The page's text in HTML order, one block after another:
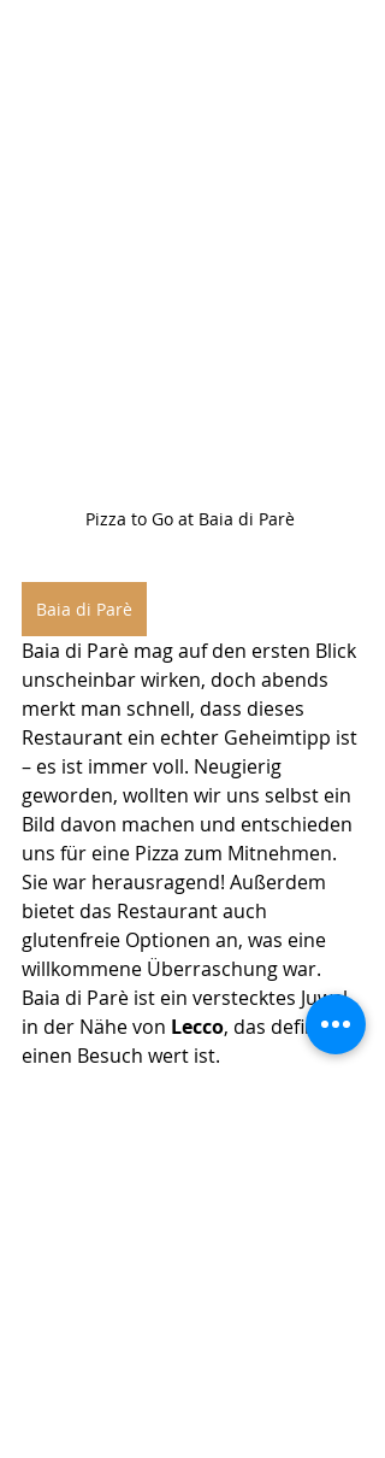
Pizza to Go at Baia di Parè
Baia di Parè
Baia di Parè mag auf den ersten Blick
unscheinbar wirken, doch abends
merkt man schnell, dass dieses
Restaurant ein echter Geheimtipp ist
– es ist immer voll. Neugierig
geworden, wollten wir uns selbst ein
Bild davon machen und entschieden
uns für eine Pizza zum Mitnehmen.
Sie war herausragend! Außerdem
bietet das Restaurant auch
glutenfreie Optionen an, was eine
willkommene Überraschung war.
Baia di Parè ist ein verstecktes Juwel
in der Nähe von Lecco, das definitiv
einen Besuch wert ist.